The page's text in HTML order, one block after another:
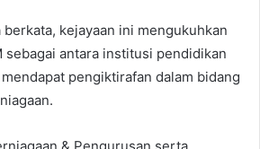
berkata, kejayaan ini mengukuhkan
sebagai antara institusi pendidikan
pengiktirafan dalam bidang